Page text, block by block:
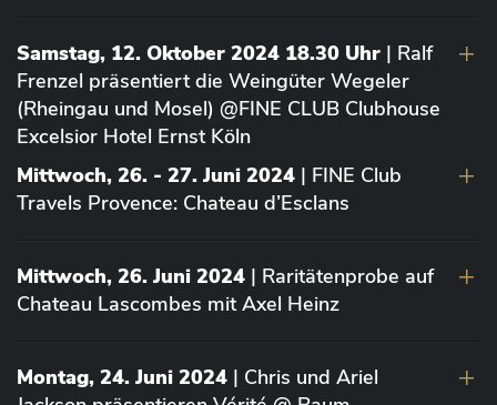
Samstag, 12. Oktober 2024 18.30 Uhr | Ralf
Frenzel präsentiert die Weingüter Wegeler
(Rheingau und Mosel) @FINE CLUB Clubhouse
Excelsior Hotel Ernst Köln
Mittwoch, 26. - 27. Juni 2024 | FINE Club
Travels Provence: Chateau d’Esclans
Mittwoch, 26. Juni 2024 | Raritätenprobe auf
Chateau Lascombes mit Axel Heinz
Montag, 24. Juni 2024 | Chris und Ariel